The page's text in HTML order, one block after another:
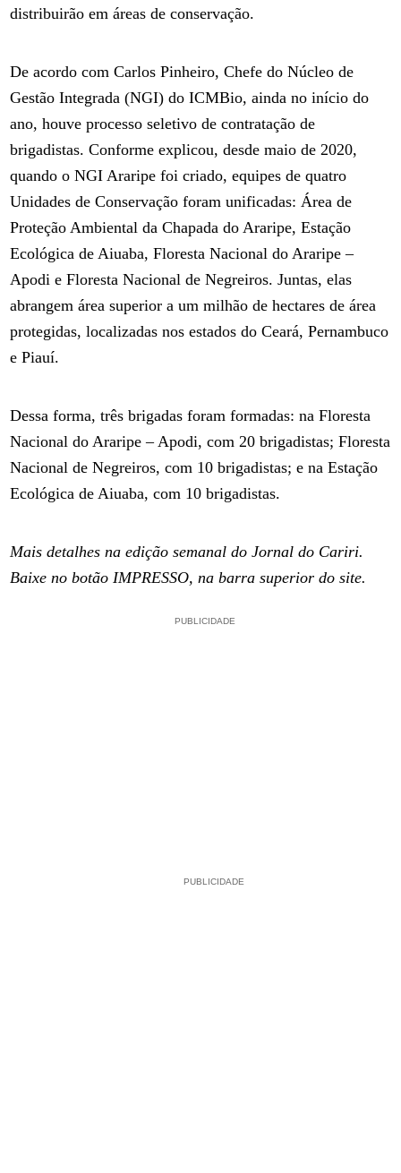
distribuirão em áreas de conservação.
De acordo com Carlos Pinheiro, Chefe do Núcleo de
Gestão Integrada (NGI) do ICMBio, ainda no início do
ano, houve processo seletivo de contratação de
brigadistas. Conforme explicou, desde maio de 2020,
quando o NGI Araripe foi criado, equipes de quatro
Unidades de Conservação foram unificadas: Área de
Proteção Ambiental da Chapada do Araripe, Estação
Ecológica de Aiuaba, Floresta Nacional do Araripe –
Apodi e Floresta Nacional de Negreiros. Juntas, elas
abrangem área superior a um milhão de hectares de área
protegidas, localizadas nos estados do Ceará, Pernambuco
e Piauí.
Dessa forma, três brigadas foram formadas: na Floresta
Nacional do Araripe – Apodi, com 20 brigadistas; Floresta
Nacional de Negreiros, com 10 brigadistas; e na Estação
Ecológica de Aiuaba, com 10 brigadistas.
Mais detalhes na edição semanal do Jornal do Cariri.
Baixe no botão IMPRESSO, na barra superior do site.
PUBLICIDADE
PUBLICIDADE